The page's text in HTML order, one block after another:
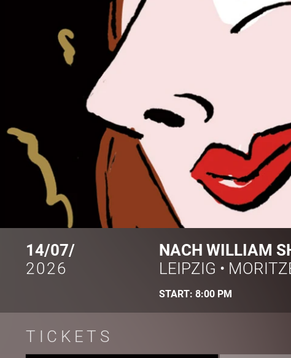
14/07/
2026
NACH WILLIAM
LEIPZIG •
START: 8:00 PM
TICKETS